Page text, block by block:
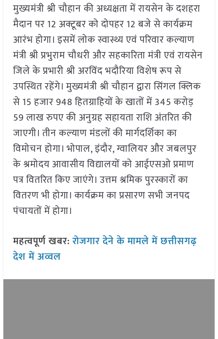
मुख्यमंत्री श्री चौहान की अध्यक्षता में रायसेन के दशहरा
मैदान पर 12 अक्टूबर को दोपहर 12 बजे से कार्यक्रम
आरंभ होगा। इसमें लोक स्वास्थ्य एवं परिवार कल्याण
मंत्री श्री प्रभुराम चौधरी और सहकारिता मंत्री एवं रायसेन
जिले के प्रभारी श्री अरविंद भदौरिया विशेष रूप से
उपस्थित रहेंगे। मुख्यमंत्री श्री चौहान द्वारा सिंगल क्लिक
से 15 हजार 948 हितग्राहियों के खातों में 345 करोड़
59 लाख रुपए की अनुग्रह सहायता राशि अंतरित की
जाएगी। तीन कल्याण मंडलों की मार्गदर्शिका का
विमोचन होगा। भोपाल, इंदौर, ग्वालियर और जबलपुर
के श्रमोदय आवासीय विद्यालयों को आईएसओ प्रमाण
पत्र वितरित किए जाएंगे। उत्तम श्रमिक पुरस्कारों का
वितरण भी होगा। कार्यक्रम का प्रसारण सभी जनपद
पंचायतों में होगा।
महत्वपूर्ण खबर:रोजगार देने के मामले में छत्तीसगढ़
देश में अव्वल